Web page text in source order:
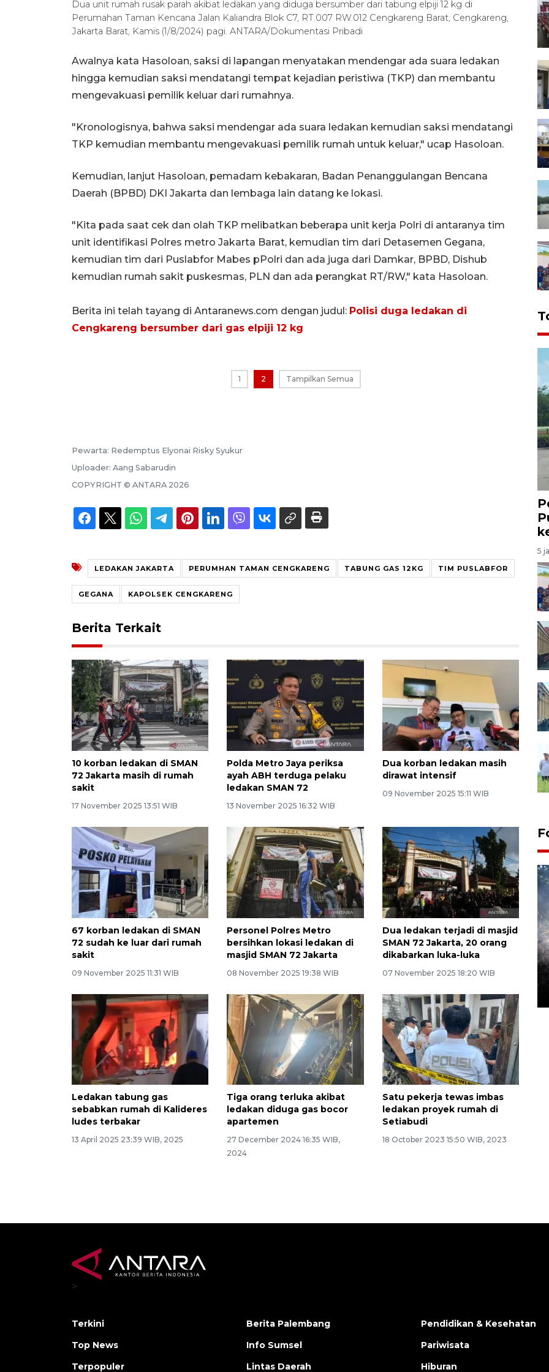
Dua unit rumah rusak parah akibat ledakan yang diduga bersumber dari tabung elpiji 12 kg di ​​​​
Perumahan Taman Kencana Jalan Kaliandra Blok C7, RT.007 RW.012 Cengkareng Barat, Cengkareng,
Jakarta Barat, Kamis (1/8/2024) pagi. ANTARA/Dokumentasi Pribadi
Awalnya kata Hasoloan, saksi di lapangan menyatakan mendengar ada suara ledakan
hingga kemudian saksi mendatangi tempat kejadian peristiwa (TKP) dan membantu
mengevakuasi pemilik keluar dari rumahnya.
"Kronologisnya, bahwa saksi mendengar ada suara ledakan kemudian saksi mendatangi
TKP kemudian membantu mengevakuasi pemilik rumah untuk keluar," ucap Hasoloan.
Kemudian, lanjut Hasoloan, pemadam kebakaran, Badan Penanggulangan Bencana
Daerah (BPBD) DKI Jakarta dan lembaga lain datang ke lokasi.
"Kita pada saat cek dan olah TKP melibatkan beberapa unit kerja Polri di antaranya tim
unit identifikasi Polres metro Jakarta Barat, kemudian tim dari Detasemen Gegana,
kemudian tim dari Puslabfor Mabes pPolri dan ada juga dari Damkar, BPBD, Dishub
kemudian rumah sakit puskesmas, PLN dan ada perangkat RT/RW," kata Hasoloan.
Berita ini telah tayang di Antaranews.com dengan judul: Polisi duga ledakan di
Cengkareng bersumber dari gas elpiji 12 kg
1 2 Tampilkan Semua
Pewarta: Redemptus Elyonai Risky Syukur
Uploader: Aang Sabarudin
COPYRIGHT © ANTARA 2026
LEDAKAN JAKARTA PERUMHAN TAMAN CENGKARENG TABUNG GAS 12KG TIM PUSLABFOR
GEGANA KAPOLSEK CENGKARENG
Berita Terkait
10 korban ledakan di SMAN
72 Jakarta masih di rumah
sakit
17 November 2025 13:51 WIB
Polda Metro Jaya periksa
ayah ABH terduga pelaku
ledakan SMAN 72
13 November 2025 16:32 WIB
Dua korban ledakan masih
dirawat intensif
09 November 2025 15:11 WIB
67 korban ledakan di SMAN
72 sudah ke luar dari rumah
sakit
09 November 2025 11:31 WIB
Personel Polres Metro
bersihkan lokasi ledakan di
masjid SMAN 72 Jakarta
08 November 2025 19:38 WIB
Dua ledakan terjadi di masjid
SMAN 72 Jakarta, 20 orang
dikabarkan luka-luka
07 November 2025 18:20 WIB
Ledakan tabung gas
sebabkan rumah di Kalideres
ludes terbakar
13 April 2025 23:39 WIB, 2025
Tiga orang terluka akibat
ledakan diduga gas bocor
apartemen
27 December 2024 16:35 WIB,
2024
Satu pekerja tewas imbas
ledakan proyek rumah di
Setiabudi
18 October 2023 15:50 WIB, 2023
5
Alokasi anggaran untuk bibit
kopi arabika Gayo
>
Terkini
Top News
Terpopuler
Berita Palembang
Info Sumsel
Lintas Daerah
Pendidikan & Kesehatan
Pariwisata
Hiburan